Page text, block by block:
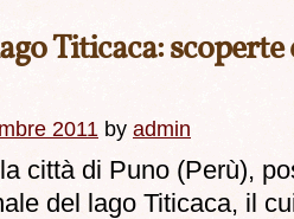
Titicaca:
2011 by admin
città di Puno (Perù),
del lago Titicaca, il